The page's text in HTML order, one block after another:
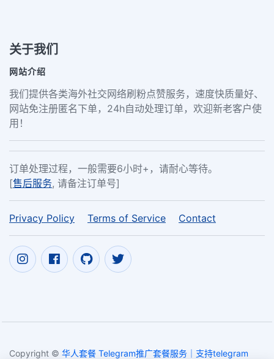
关于我们
网站介绍
我们提供各类海外社交网络刷粉点赞服务，速度快质量好、
网站免注册匿名下单，24h自动处理订单，欢迎新老客户使
用！
订单处理过程，一般需要6小时+，请耐心等待。
[售后服务, 请备注订单号]
Privacy Policy Terms of Service Contact
Copyright © 华人套餐 Telegram推广套餐服务｜支持telegram